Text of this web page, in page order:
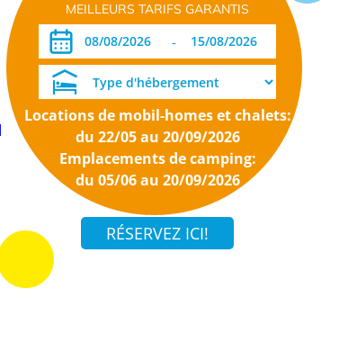
MEILLEURS TARIFS GARANTIS
-
Locations de mobil-homes et chalets:
du 22/05 au 20/09/2026
Emplacements de camping:
du 05/06 au 20/09/2026
de la location de mobil-homes ou
en Bretagne